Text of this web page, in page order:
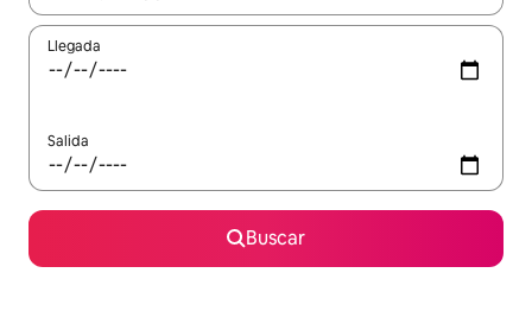
Llegada
Salida
Buscar